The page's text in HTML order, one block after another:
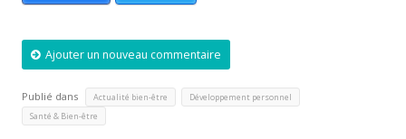
Ajouter un nouveau commentaire
Publié dans Actualité bien-être Développement personnel
Santé & Bien-être